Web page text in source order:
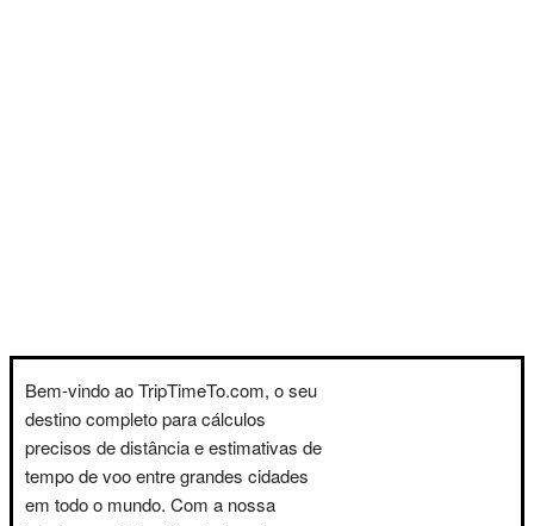
Bem-vindo ao TripTimeTo.com, o seu
destino completo para cálculos
precisos de distância e estimativas de
tempo de voo entre grandes cidades
em todo o mundo. Com a nossa